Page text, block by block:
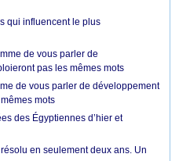
qui influencent le plus
de vous parler de
pas les mêmes mots
de vous parler de développement
mots
des Égyptiennes d’hier et
en seulement deux ans. Un